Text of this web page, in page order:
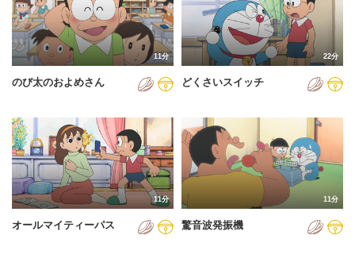
2015年
2016年
2017年
2019年
2020年
2021年
2022年
11分
のび太のおよめさん
22分
どくさいスイッチ
11分
オールマイティーパス
11分
驚音波発振機